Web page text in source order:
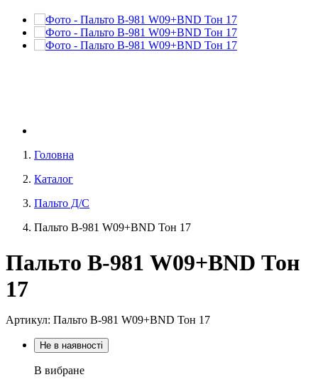
Головна
Каталог
Пальто Д/С
Пальто В-981 W09+BND Тон 17
Пальто В-981 W09+BND Тон
17
Артикул: Пальто В-981 W09+BND Тон 17
Не в наявності
В вибране